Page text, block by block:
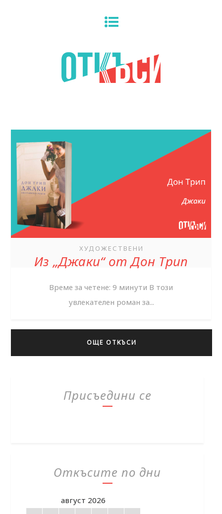
ХУДОЖЕСТВЕНИ
Из „Джаки“ от Дон Трип
Време за четене: 9 минути В този
увлекателен роман за...
ОЩЕ ОТКЪСИ
Присъедини се
Откъсите по дни
август 2026